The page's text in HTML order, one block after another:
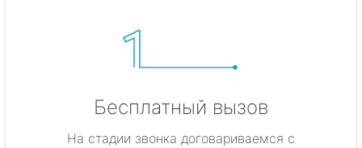
Бесплатный вызов
На стадии звонка договариваемся с